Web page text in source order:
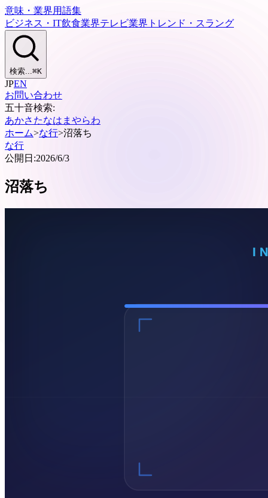
意味・業界用語集
ビジネス・IT飲食業界テレビ業界 トレンド・スラング
検索...⌘K
JPEN
お問い合わせ
五十音検索:
あかさ たなは ま やらわ
ホーム>な行>沼落ち
な行
公開日:2026/6/3
沼落ち